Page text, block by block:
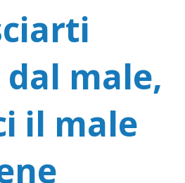
male,
il male